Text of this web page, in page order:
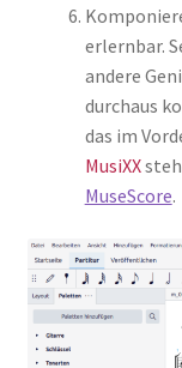
erlernbar.
andere
durchaus
das im
MusiXX
MuseScore.